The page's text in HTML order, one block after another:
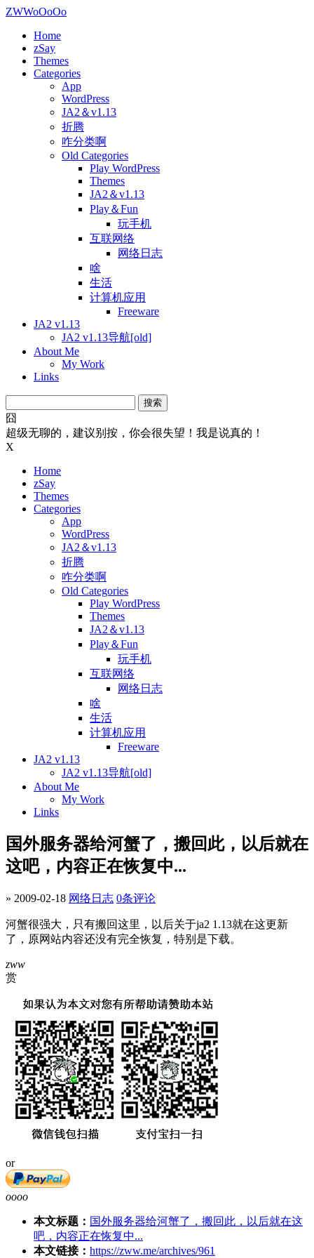
ZWWoOoOo
Home
zSay
Themes
Categories
App
WordPress
JA2＆v1.13
折腾
咋分类啊
Old Categories
Play WordPress
Themes
JA2＆v1.13
Play＆Fun
玩手机
互联网络
网络日志
啥
生活
计算机应用
Freeware
JA2 v1.13
JA2 v1.13导航[old]
About Me
My Work
Links
索：
囧
超级无聊的，建议别按，你会很失望！我是说真的！
X
Home
zSay
Themes
Categories
App
WordPress
JA2＆v1.13
折腾
咋分类啊
Old Categories
Play WordPress
Themes
JA2＆v1.13
Play＆Fun
玩手机
互联网络
网络日志
啥
生活
计算机应用
Freeware
JA2 v1.13
JA2 v1.13导航[old]
About Me
My Work
Links
国外服务器给河蟹了，搬回此，以后就在
这吧，内容正在恢复中...
» 2009-02-18 网络日志 0条评论
河蟹很强大，只有搬回这里，以后关于ja2 1.13就在这更新
了，原网站内容还没有完全恢复，特别是下载。
zww
赏
or
oooo
本文标题： 国外服务器给河蟹了，搬回此，以后就在这
吧，内容正在恢复中...
本文链接： https://zww.me/archives/961